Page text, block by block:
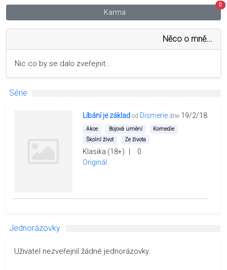
Karma
0
Něco o mně...
Nic co by se dalo zveřejnit...
Série
Líbání je základod Dismerie dne 19/2/18
Akce Bojová umění
Komedie
Školní život
Ze života
Klasika (18+)
0
Originál
Jednorázovky
Uživatel nezveřejnil žádné jednorázovky.